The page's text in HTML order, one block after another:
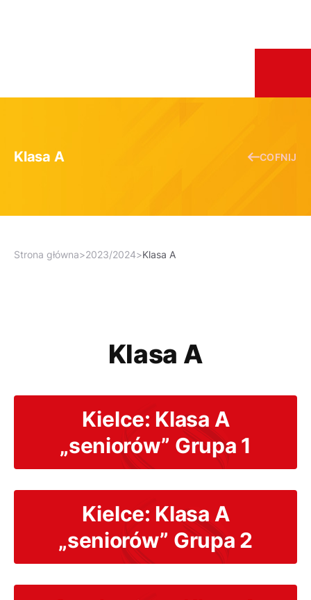
Klasa A COFNIJ
Strona główna>2023/2024>Klasa A
Klasa A
Kielce: Klasa A
„seniorów” Grupa 1
Kielce: Klasa A
„seniorów” Grupa 2